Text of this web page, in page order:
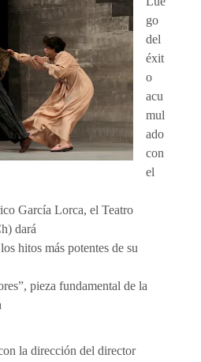
go
del
éxit
o
acu
mul
ado
con
el
García Lorca, el Teatro
dará
hitos más potentes de su
pieza fundamental de la
la dirección del director